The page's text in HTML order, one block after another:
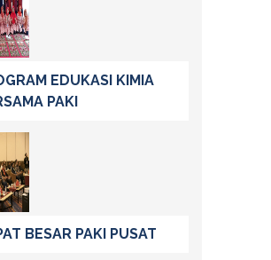
EDUKASI KIMIA
PAKI
BESAR PAKI PUSAT